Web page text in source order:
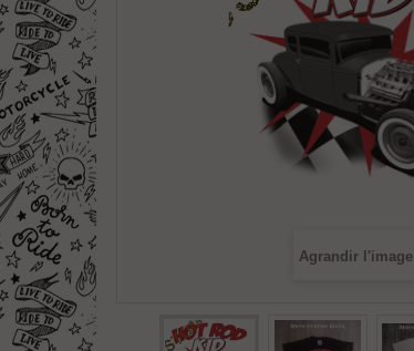
Agrandir l'image